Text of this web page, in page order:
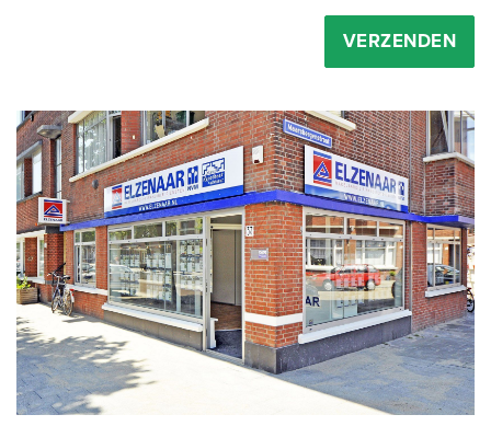
VERZENDEN